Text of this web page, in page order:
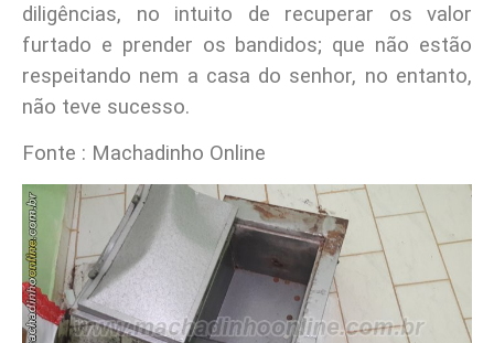
diligências, no intuito de recuperar os valor
furtado e prender os bandidos; que não estão
respeitando nem a casa do senhor, no entanto,
não teve sucesso.
Fonte : Machadinho Online